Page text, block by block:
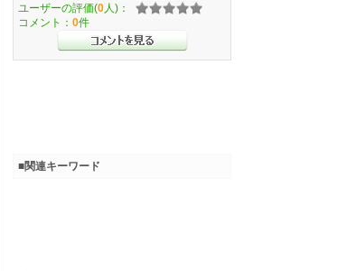
ユーザーの評価(0 人)：
コメント： 0件
■関連キーワード